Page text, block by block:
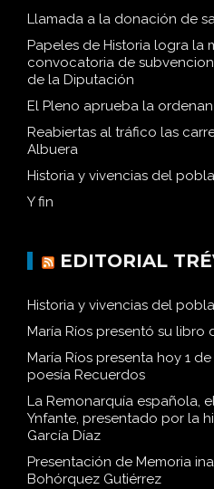
Llamada a la donación de
Papeles de Historia logra la
convocatoria de
de la Diputación
El Pleno aprueba la
Reabiertas al tráfico las
Albuera
Historia y vivencias del
Y fin
EDITORIAL
Historia y vivencias del
María Ríos presentó su libro
María Ríos presenta hoy 1
poesía Recuerdos
La Remonarquía española,
Ynfante, presentado por la
García Díaz
Presentación de Memoria
Bohórquez Gutiérrez